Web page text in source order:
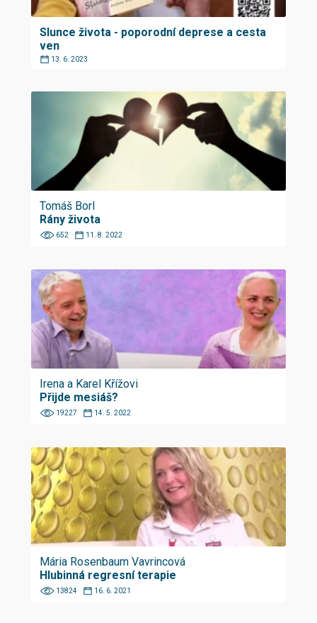
Slunce života - poporodní deprese a cesta
ven
13. 6. 2023
Tomáš Borl
Rány života
652 11. 8. 2022
Irena a Karel Křížovi
Přijde mesiáš?
19227 14. 5. 2022
Mária Rosenbaum Vavrincová
Hlubinná regresní terapie
13824 16. 6. 2021